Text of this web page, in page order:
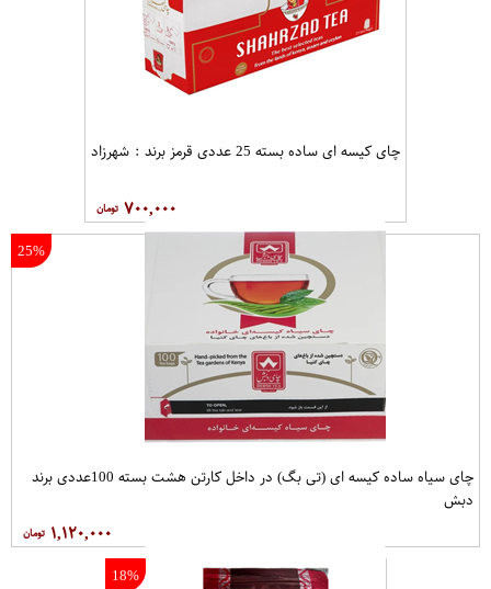
چای کیسه ای ساده بسته 25 عددی قرمز برند : شهرزاد
۷۰۰,۰۰۰
25%
چای سیاه ساده کیسه ای (تی بگ) در داخل کارتن هشت بسته 100عددی برند
دبش
۱,۱۲۰,۰۰۰
18%